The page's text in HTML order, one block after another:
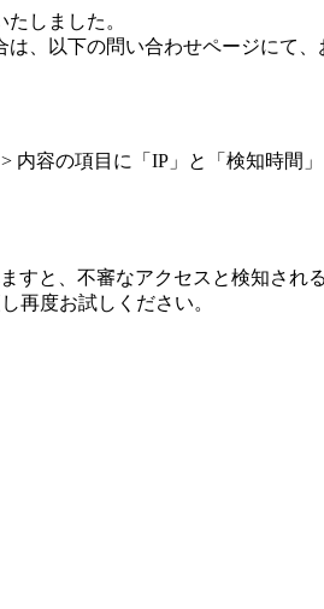
しました。
、以下の問い合わせページにて、
容の項目に「IP」と「検知時間
と、不審なアクセスと検知され
再度お試しください。